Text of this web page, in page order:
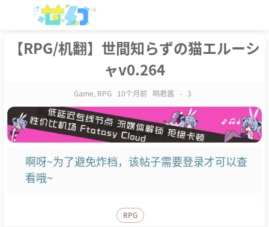
【RPG/机翻】世間知らずの猫エルーシ
ャv0.264
Game, RPG 10个月前 响君酱 - 3
啊呀~为了避免炸档，该帖子需要登录才可以查
看哦~
RPG